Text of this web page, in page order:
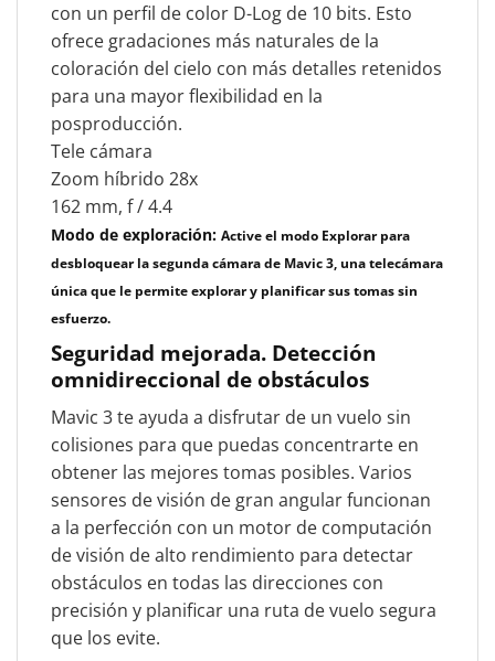
con un perfil de color D-Log de 10 bits. Esto
ofrece gradaciones más naturales de la
coloración del cielo con más detalles retenidos
para una mayor flexibilidad en la
posproducción.
Tele cámara
Zoom híbrido 28x
162 mm, f / 4.4
Modo de exploración: Active el modo Explorar para
desbloquear la segunda cámara de Mavic 3, una telecámara
única que le permite explorar y planificar sus tomas sin
esfuerzo.
Seguridad mejorada. Detección
omnidireccional de obstáculos
Mavic 3 te ayuda a disfrutar de un vuelo sin
colisiones para que puedas concentrarte en
obtener las mejores tomas posibles. Varios
sensores de visión de gran angular funcionan
a la perfección con un motor de computación
de visión de alto rendimiento para detectar
obstáculos en todas las direcciones con
precisión y planificar una ruta de vuelo segura
que los evite.